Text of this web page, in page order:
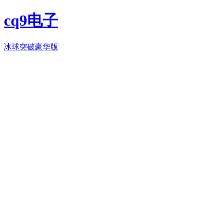
cq9电子
冰球突破豪华版